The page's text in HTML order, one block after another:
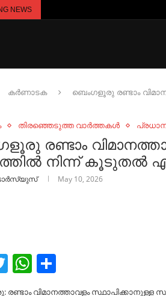
NEWS
കർണാടക ബെംഗളൂരു രണ്ടാം
തിരഞ്ഞെടുത്ത വാർത്തകൾ
രണ്ടാം
നിന്ന് കൂടുതല്‍
May 10, 2026
TwitterWhatsApp
രണ്ടാം വിമാനത്താവളം